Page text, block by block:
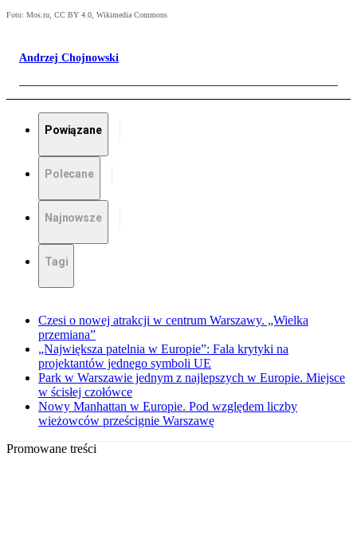
Foto: Mos.ru, CC BY 4.0, Wikimedia Commons
Andrzej Chojnowski
Powiązane
Polecane
Najnowsze
Tagi
Czesi o nowej atrakcji w centrum Warszawy. „Wielka
przemiana”
„Największa patelnia w Europie”: Fala krytyki na
projektantów jednego symboli UE
Park w Warszawie jednym z najlepszych w Europie. Miejsce
w ścisłej czołówce
Nowy Manhattan w Europie. Pod względem liczby
wieżowców prześcignie Warszawę
Promowane treści